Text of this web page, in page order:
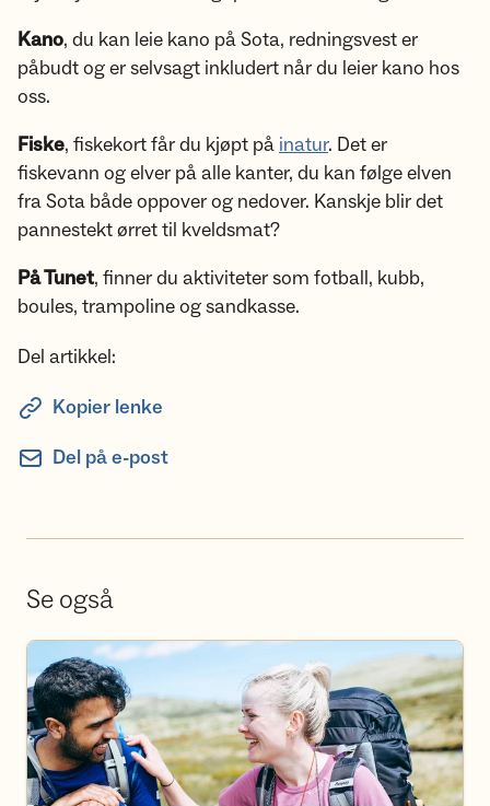
Kano, du kan leie kano på Sota, redningsvest er
påbudt og er selvsagt inkludert når du leier kano hos
oss.
Fiske, fiskekort får du kjøpt på inatur. Det er
fiskevann og elver på alle kanter, du kan følge elven
fra Sota både oppover og nedover. Kanskje blir det
pannestekt ørret til kveldsmat?
På Tunet, finner du aktiviteter som fotball, kubb,
boules, trampoline og sandkasse.
Del artikkel:
Kopier lenke
Del på e-post
Se også
Bli frivillig